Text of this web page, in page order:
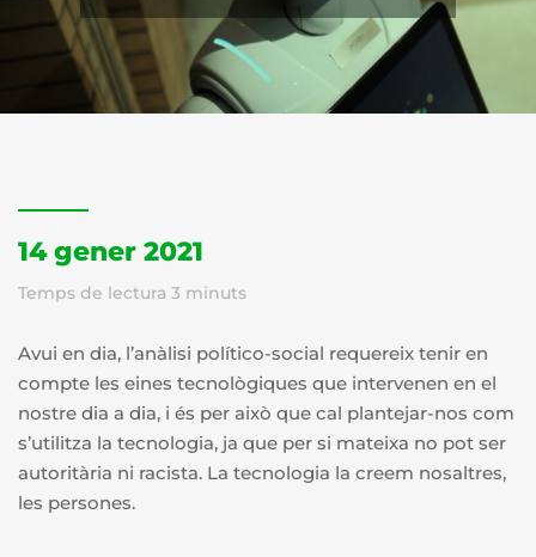
14 gener 2021
Temps de lectura 3 minuts
Avui en dia, l’anàlisi político-social requereix tenir en
compte les eines tecnològiques que intervenen en el
nostre dia a dia, i és per això que cal plantejar-nos com
s’utilitza la tecnologia, ja que per si mateixa no pot ser
autoritària ni racista. La tecnologia la creem nosaltres,
les persones.